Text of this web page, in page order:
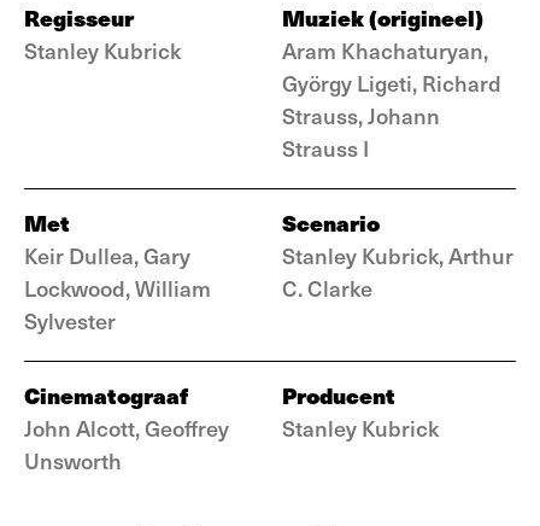
Regisseur
Stanley Kubrick
Muziek (origineel)
Aram Khachaturyan,
György Ligeti, Richard
Strauss, Johann
Strauss I
Met
Keir Dullea, Gary
Lockwood, William
Sylvester
Scenario
Stanley Kubrick, Arthur
C. Clarke
Cinematograaf
John Alcott, Geoffrey
Unsworth
Producent
Stanley Kubrick